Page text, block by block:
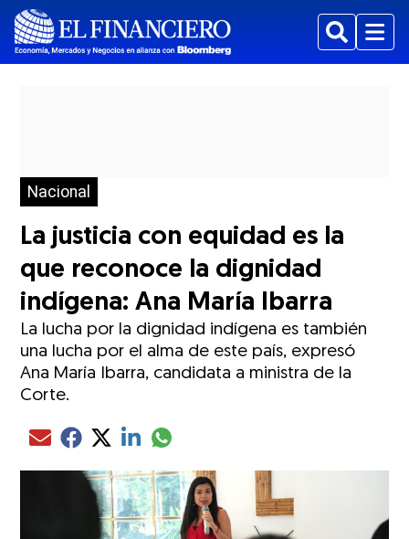
BuscarMenu
Nacional
La justicia con equidad es la
que reconoce la dignidad
indígena: Ana María Ibarra
La lucha por la dignidad indígena es también
una lucha por el alma de este país, expresó
Ana María Ibarra, candidata a ministra de la
Corte.
Compartir el artículo actual mediante Email
Compartir el artículo actual mediante Facebook
Compartir el artículo actual mediante Twitter
Compartir el artículo actual mediante LinkedIn
Compartir el artículo actual mediante